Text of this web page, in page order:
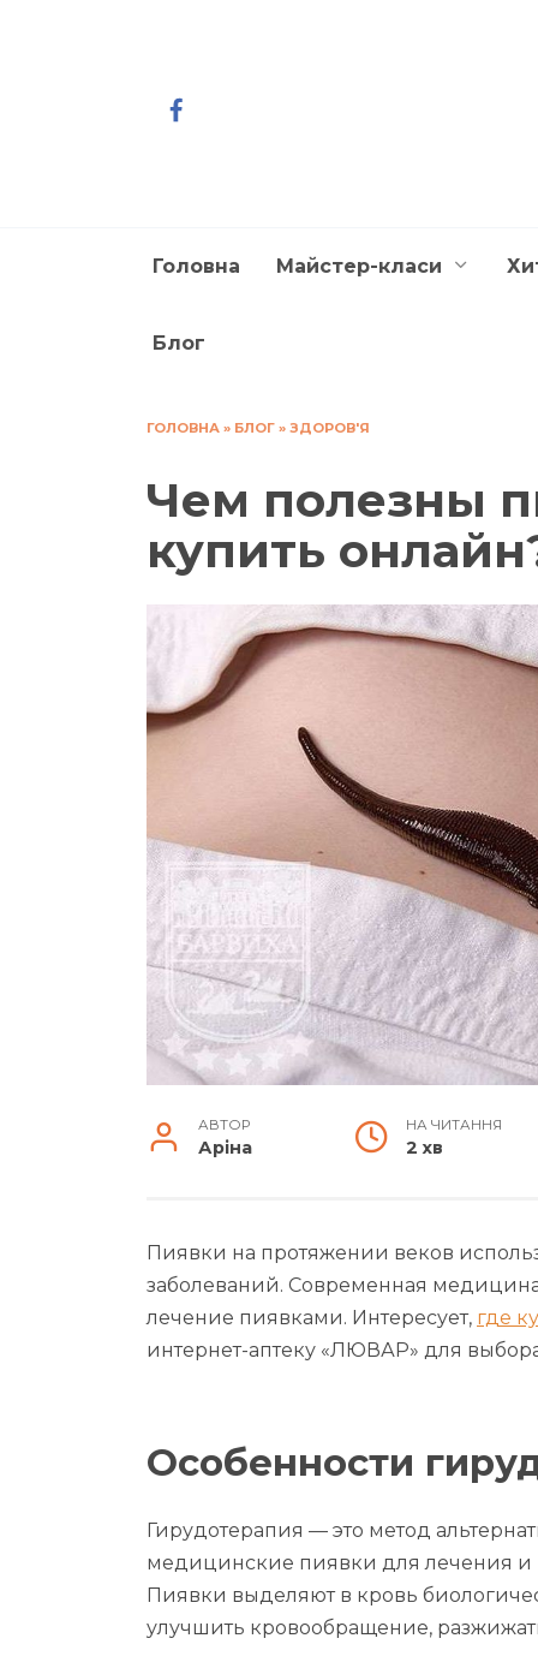
Головна Майстер-класи
Блог
ГОЛОВНА » БЛОГ » ЗДОРОВ'Я
Чем полезны
купить
АВТОР
Аріна
НА ЧИТАННЯ
2 хв
Пиявки на протяжении веков
заболеваний. Современная
лечение пиявками. Интересует, где
интернет-аптеку «ЛЮВАР» для
Особенности
Гирудотерапия — это метод
медицинские пиявки для лечения и
Пиявки выделяют в кровь
улучшить кровообращение,